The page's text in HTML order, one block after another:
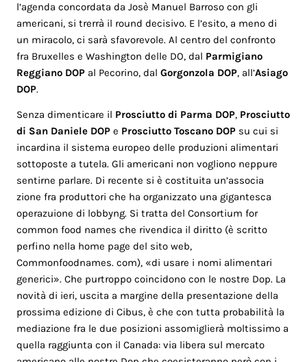
l’agenda concordata da Josè Manuel Barroso con gli
americani, si trerrà il round decisivo. E l’esito, a meno di
un miracolo, ci sarà sfavorevole. Al centro del confronto
fra Bruxelles e Washington delle DO, dal Parmigiano
Reggiano DOP al Pecorino, dalGorgonzola DOP, all’Asiago
DOP.
Senza dimenticare il Prosciutto di Parma DOP, Prosciutto
di San Daniele DOP e Prosciutto Toscano DOP su cui si
incardina il sistema europeo delle produzioni alimentari
sottoposte a tutela. Gli americani non vogliono neppure
sentirne parlare. Di recente si è costituita un’associa
zione fra produttori che ha organizzato una gigantesca
operazuione di lobbyng. Si tratta del Consortium for
common food names che rivendica il diritto (è scritto
perfino nella home page del sito web,
Commonfoodnames. com), «di usare i nomi alimentari
generici». Che purtroppo coincidono con le nostre Dop. La
novità di ieri, uscita a margine della presentazione della
prossima edizione di Cibus, è che con tutta probabilità la
mediazione fra le due posizioni assomiglierà moltissimo a
quella raggiunta con il Canada: via libera sul mercato